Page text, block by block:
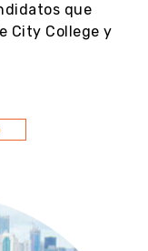
que
City College y